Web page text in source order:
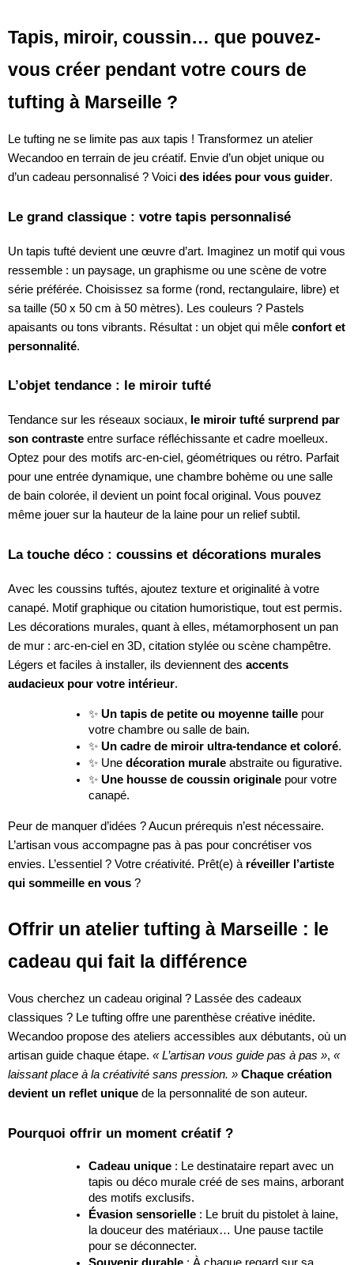
Tapis, miroir, coussin… que pouvez-
vous créer pendant votre cours de
tufting à Marseille ?
Le tufting ne se limite pas aux tapis ! Transformez un atelier
Wecandoo en terrain de jeu créatif. Envie d’un objet unique ou
d’un cadeau personnalisé ? Voici des idées pour vous guider.
Le grand classique : votre tapis personnalisé
Un tapis tufté devient une œuvre d’art. Imaginez un motif qui vous
ressemble : un paysage, un graphisme ou une scène de votre
série préférée. Choisissez sa forme (rond, rectangulaire, libre) et
sa taille (50 x 50 cm à 50 mètres). Les couleurs ? Pastels
apaisants ou tons vibrants. Résultat : un objet qui mêle confort et
personnalité.
L’objet tendance : le miroir tufté
Tendance sur les réseaux sociaux, le miroir tufté surprend par
son contraste entre surface réfléchissante et cadre moelleux.
Optez pour des motifs arc-en-ciel, géométriques ou rétro. Parfait
pour une entrée dynamique, une chambre bohème ou une salle
de bain colorée, il devient un point focal original. Vous pouvez
même jouer sur la hauteur de la laine pour un relief subtil.
La touche déco : coussins et décorations murales
Avec les coussins tuftés, ajoutez texture et originalité à votre
canapé. Motif graphique ou citation humoristique, tout est permis.
Les décorations murales, quant à elles, métamorphosent un pan
de mur : arc-en-ciel en 3D, citation stylée ou scène champêtre.
Légers et faciles à installer, ils deviennent des accents
audacieux pour votre intérieur.
✨ Un tapis de petite ou moyenne taille pour
votre chambre ou salle de bain.
✨ Un cadre de miroir ultra-tendance et coloré.
✨ Une décoration murale abstraite ou figurative.
✨ Une housse de coussin originale pour votre
canapé.
Peur de manquer d’idées ? Aucun prérequis n’est nécessaire.
L’artisan vous accompagne pas à pas pour concrétiser vos
envies. L’essentiel ? Votre créativité. Prêt(e) à réveiller l’artiste
qui sommeille en vous ?
Offrir un atelier tufting à Marseille : le
cadeau qui fait la différence
Vous cherchez un cadeau original ? Lassée des cadeaux
classiques ? Le tufting offre une parenthèse créative inédite.
Wecandoo propose des ateliers accessibles aux débutants, où un
artisan guide chaque étape. « L’artisan vous guide pas à pas », «
laissant place à la créativité sans pression. » Chaque création
devient un reflet unique de la personnalité de son auteur.
Pourquoi offrir un moment créatif ?
Cadeau unique : Le destinataire repart avec un
tapis ou déco murale créé de ses mains, arborant
des motifs exclusifs.
Évasion sensorielle : Le bruit du pistolet à laine,
la douceur des matériaux… Une pause tactile
pour se déconnecter.
Souvenir durable : À chaque regard sur sa